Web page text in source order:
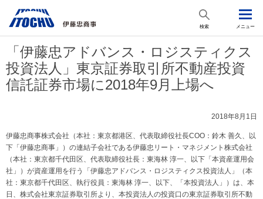
検索 メニュー
「伊藤忠アドバンス・ロジスティクス
投資法人」東京証券取引所不動産投資
信託証券市場に2018年9月上場へ
2018年8月1日
伊藤忠商事株式会社（本社：東京都港区、代表取締役社長COO：鈴木 善久、以
下「伊藤忠商事」）の連結子会社である伊藤忠リート・マネジメント株式会社
（本社：東京都千代田区、代表取締役社長：東海林 淳一、以下「本資産運用会
社」）が資産運用を行う「伊藤忠アドバンス・ロジスティクス投資法人」（本
社：東京都千代田区、執行役員：東海林 淳一、以下、「本投資法人」）は、本
日、株式会社東京証券取引所より、本投資法人の投資口の東京証券取引所不動